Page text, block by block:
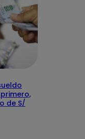
de S/